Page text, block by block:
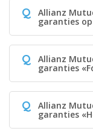
Q Allianz
garanties
Q Allianz
garanties
Q Allianz
garanties